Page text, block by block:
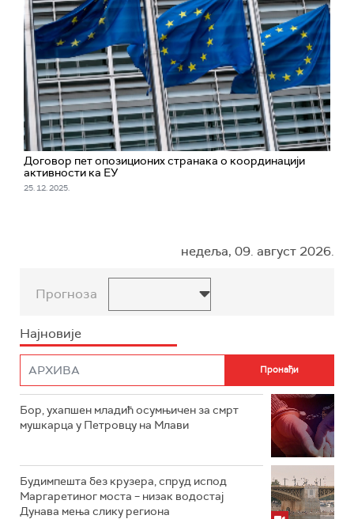
Договор пет опозиционих странака о координацији
активности ка ЕУ
25. 12. 2025.
недеља, 09. август 2026.
Прогноза
Најновије
Бор, ухапшен младић осумњичен за смрт
мушкарца у Петровцу на Млави
Будимпешта без крузера, спруд испод
Маргаретиног моста – низак водостај
Дунава мења слику региона